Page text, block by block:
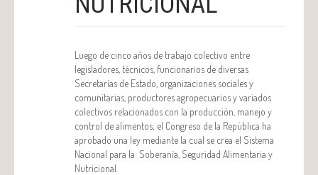
Luego de cinco años de trabajo colectivo entre
legisladores, técnicos, funcionarios de diversas
Secretarías de Estado, organizaciones sociales y
comunitarias, productores agropecuarios y variados
colectivos relacionados con la producción, manejo y
control de alimentos; el Congreso de la República ha
aprobado una ley mediante la cual se crea el Sistema
Nacional para la Soberanía, Seguridad Alimentaria y
Nutricional.